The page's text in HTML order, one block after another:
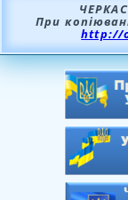
При
http://